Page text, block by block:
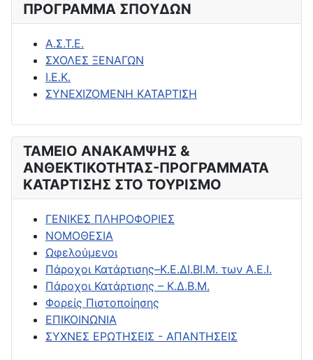
ΠΡΟΓΡΑΜΜΑ ΣΠΟΥΔΩΝ
Α.Σ.Τ.Ε.
ΣΧΟΛΕΣ ΞΕΝΑΓΩΝ
Ι.Ε.Κ.
ΣΥΝΕΧΙΖΟΜΕΝΗ ΚΑΤΑΡΤΙΣΗ
ΤΑΜΕΙΟ ΑΝΑΚΑΜΨΗΣ &
ΑΝΘΕΚΤΙΚΟΤΗΤΑΣ-ΠΡΟΓΡΑΜΜΑΤΑ
ΚΑΤΑΡΤΙΣΗΣ ΣΤΟ ΤΟΥΡΙΣΜΟ
ΓΕΝΙΚΕΣ ΠΛΗΡΟΦΟΡΙΕΣ
ΝΟΜΟΘΕΣΙΑ
Ωφελούμενοι
Πάροχοι Κατάρτισης–Κ.Ε.ΔΙ.ΒΙ.Μ. των Α.Ε.Ι.
Πάροχοι Κατάρτισης – Κ.Δ.Β.Μ.
Φορείς Πιστοποίησης
ΕΠΙΚΟΙΝΩΝΙΑ
ΣΥΧΝΕΣ ΕΡΩΤΗΣΕΙΣ - ΑΠΑΝΤΗΣΕΙΣ